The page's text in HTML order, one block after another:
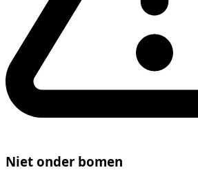
Niet onder bomen